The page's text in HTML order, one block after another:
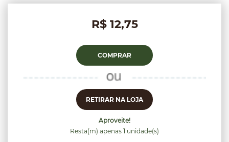
R$ 12,75
COMPRAR
RETIRAR NA LOJA
Aproveite!
Resta(m) apenas 1 unidade(s)